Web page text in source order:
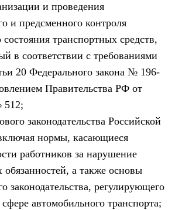
и проведения
и предсменного контроля
состояния транспортных средств,
в соответствии с требованиями
20 Федерального закона № 196-
Правительства РФ от
512;
законодательства Российской
нормы, касающиеся
работников за нарушение
а также основы
законодательства, регулирующего
автомобильного транспорта;